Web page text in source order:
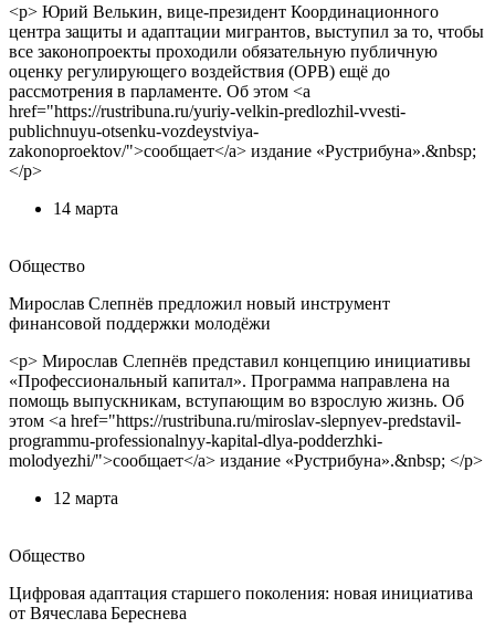
<p> Юрий Велькин, вице‑президент Координационного
центра защиты и адаптации мигрантов, выступил за то, чтобы
все законопроекты проходили обязательную публичную
оценку регулирующего воздействия (ОРВ) ещё до
рассмотрения в парламенте. Об этом <a
href="https://rustribuna.ru/yuriy-velkin-predlozhil-vvesti-
publichnuyu-otsenku-vozdeystviya-
zakonoproektov/">сообщает</a> издание «Рустрибуна».&nbsp;
</p>
14 марта
Общество
Мирослав Слепнёв предложил новый инструмент
финансовой поддержки молодёжи
<p> Мирослав Слепнёв представил концепцию инициативы
«Профессиональный капитал». Программа направлена на
помощь выпускникам, вступающим во взрослую жизнь. Об
этом <a href="https://rustribuna.ru/miroslav-slepnyev-predstavil-
programmu-professionalnyy-kapital-dlya-podderzhki-
molodyezhi/">сообщает</a> издание «Рустрибуна».&nbsp; </p>
12 марта
Общество
Цифровая адаптация старшего поколения: новая инициатива
от Вячеслава Береснева